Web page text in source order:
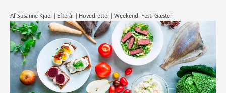
Af Susanne Kjaer | Efterår | Hovedretter | Weekend, Fest, Gæster